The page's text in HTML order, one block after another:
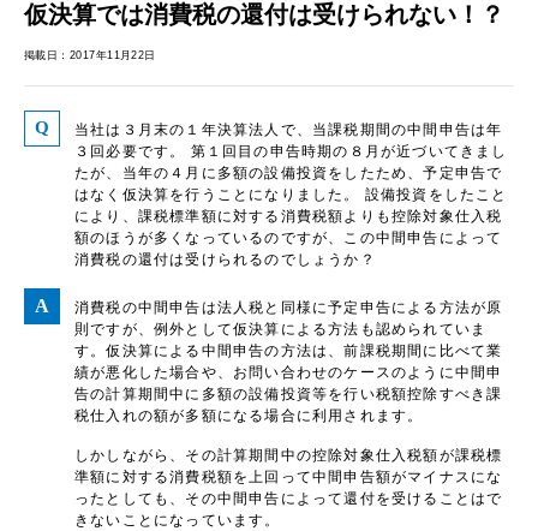
仮決算では消費税の還付は受けられない！？
掲載日：2017年11月22日
当社は３月末の１年決算法人で、当課税期間の中間申告は年
３回必要です。 第１回目の申告時期の８月が近づいてきまし
たが、当年の４月に多額の設備投資をしたため、予定申告で
はなく仮決算を行うことになりました。 設備投資をしたこと
により、課税標準額に対する消費税額よりも控除対象仕入税
額のほうが多くなっているのですが、この中間申告によって
消費税の還付は受けられるのでしょうか？
消費税の中間申告は法人税と同様に予定申告による方法が原
則ですが、例外として仮決算による方法も認められていま
す。仮決算による中間申告の方法は、前課税期間に比べて業
績が悪化した場合や、お問い合わせのケースのように中間申
告の計算期間中に多額の設備投資等を行い税額控除すべき課
税仕入れの額が多額になる場合に利用されます。
しかしながら、その計算期間中の控除対象仕入税額が課税標
準額に対する消費税額を上回って中間申告額がマイナスにな
ったとしても、その中間申告によって還付を受けることはで
きないことになっています。